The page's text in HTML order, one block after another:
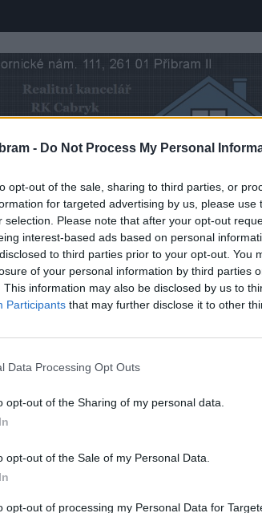
- Do Not Process My Personal
opt-out of the sale, sharing to third parties, or
for targeted advertising by us, please use
selection. Please note that after your opt-out
interest-based ads based on personal
to third parties prior to your opt-out. You
of your personal information by third parties
This information may also be disclosed by us to
Participants that may further disclose it to other
Data Processing Opt Outs
opt-out of the Sharing of my personal data.
opt-out of the Sale of my Personal Data.
opt-out of processing my Personal Data for
z hlavních témat blížících se komunálních
ploch v poslední době. Ovšem ani nová
území města.
parkovacího domu, který měl mimo jiné
člen dopravní a bezpečnostní komise Petr